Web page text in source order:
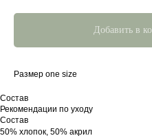
Добавить в
Размер one size
Состав
Рекомендации по уходу
Состав
50% хлопок, 50% акрил